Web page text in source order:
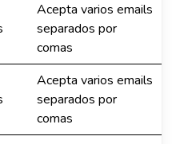
Acepta varios emails
separados por
comas
Acepta varios emails
separados por
comas